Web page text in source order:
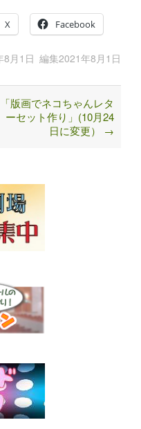
X Facebook
8月1日 編集2021年8月1日
「版画でネコちゃんレタ
ーセット作り」(10月24
日に変更）
→